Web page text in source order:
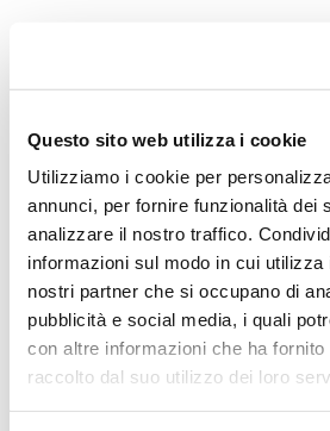
Questo sito web utilizza i cookie
Utilizziamo i cookie per
annunci, per fornire funzionalità dei
analizzare il nostro traffico.
informazioni sul modo in cui
nostri partner che si occupano di
pubblicità e social media, i quali
con altre informazioni che ha
raccolto dal suo utilizzo dei loro
Direttore artistico
Professori D’Orchestra
La Storia
I Protagonisti
I Festival
Regolamento di Sala
Area Tecnica
Calendario
Cartellone
I Pomeriggi Musicali
Teatro Dal Verme
Biglietteria